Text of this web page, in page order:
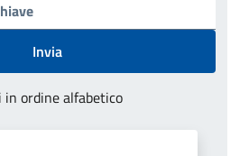
Invia
ordine alfabetico